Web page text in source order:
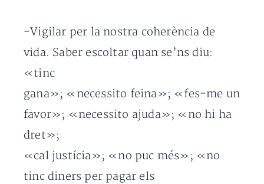
-Vigilar per la nostra coherència de
vida. Saber escoltar quan se’ns diu:
«tinc
gana»; «necessito feina»; «fes-me un
favor»; «necessito ajuda»; «no hi ha
dret»;
«cal justícia»; «no puc més»; «no
tinc diners per pagar els